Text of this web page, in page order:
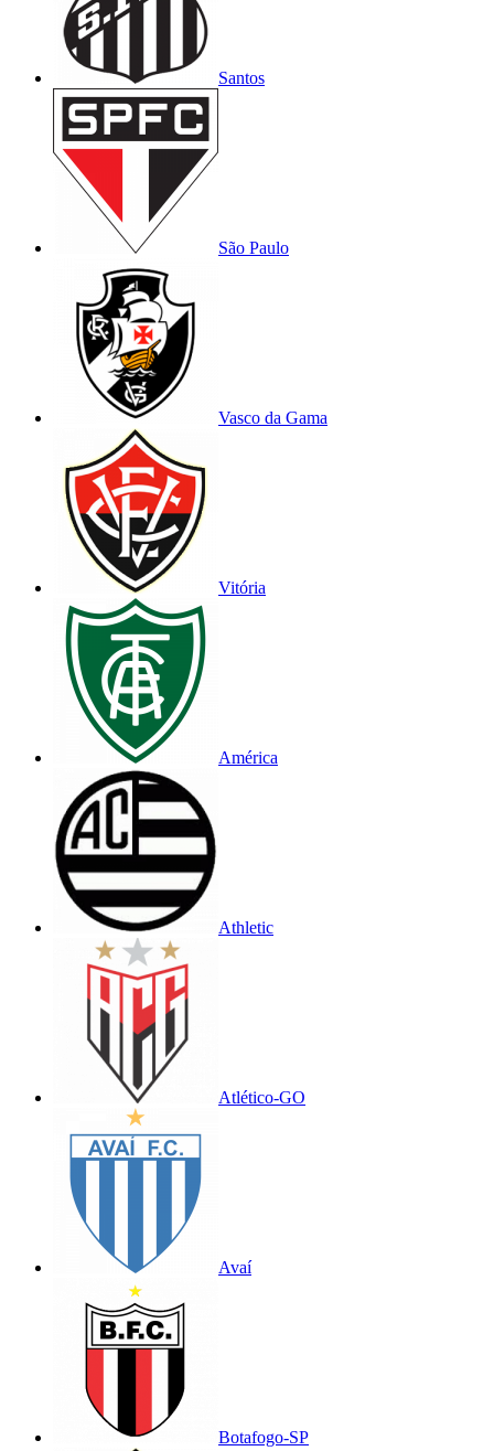
Santos
São Paulo
Vasco da Gama
Vitória
América
Athletic
Atlético-GO
Avaí
Botafogo-SP